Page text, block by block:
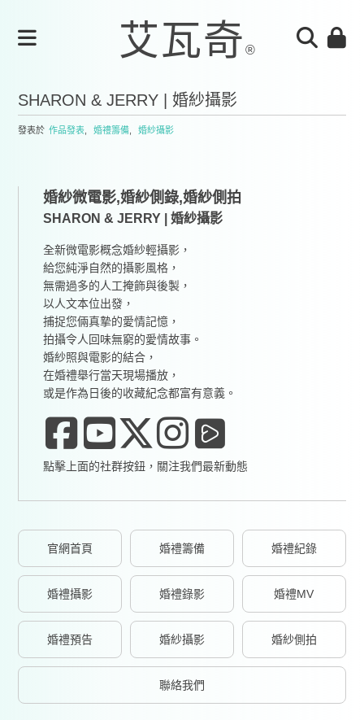
SHARON & JERRY | 婚紗攝影
發表於 作品發表 婚禮籌備 婚紗攝影
婚紗微電影,婚紗側錄,婚紗側拍
SHARON & JERRY | 婚紗攝影
全新微電影概念婚紗輕攝影，
給您純淨自然的攝影風格，
無需過多的人工掩飾與後製，
以人文本位出發，
捕捉您倆真摯的愛情記憶，
拍攝令人回味無窮的愛情故事。
婚紗照與電影的結合，
在婚禮舉行當天現場播放，
或是作為日後的收藏紀念都富有意義。
點擊上面的社群按鈕，關注我們最新動態
官網首頁 婚禮籌備 婚禮紀錄
婚禮攝影 婚禮錄影 婚禮MV
婚禮預告 婚紗攝影 婚紗側拍
聯絡我們